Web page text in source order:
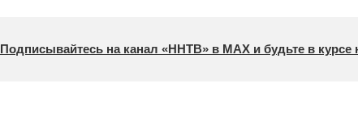
Подписывайтесь на канал «ННТВ» в МАХ и будьте в курсе